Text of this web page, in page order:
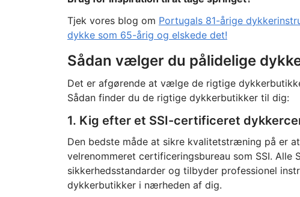
Tjek vores blog om Portugals 81-årige
dykke som 65-årig og elskede det!
Sådan vælger du pålidelige
Det er afgørende at vælge de rigtige
Sådan finder du de rigtige dykkerbutikker til dig:
1. Kig efter et SSI-certificeret
Den bedste måde at sikre kvalitetstræning på er
velrenommeret certificeringsbureau som SSI.
sikkerhedsstandarder og tilbyder professionel
dykkerbutikker i nærheden af dig.